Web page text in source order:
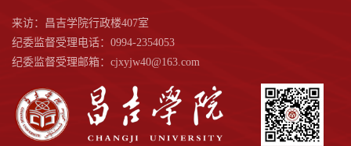
来访：昌吉学院行政楼407室
纪委监督受理电话：0994-2354053
纪委监督受理邮箱：cjxyjw40@163.com